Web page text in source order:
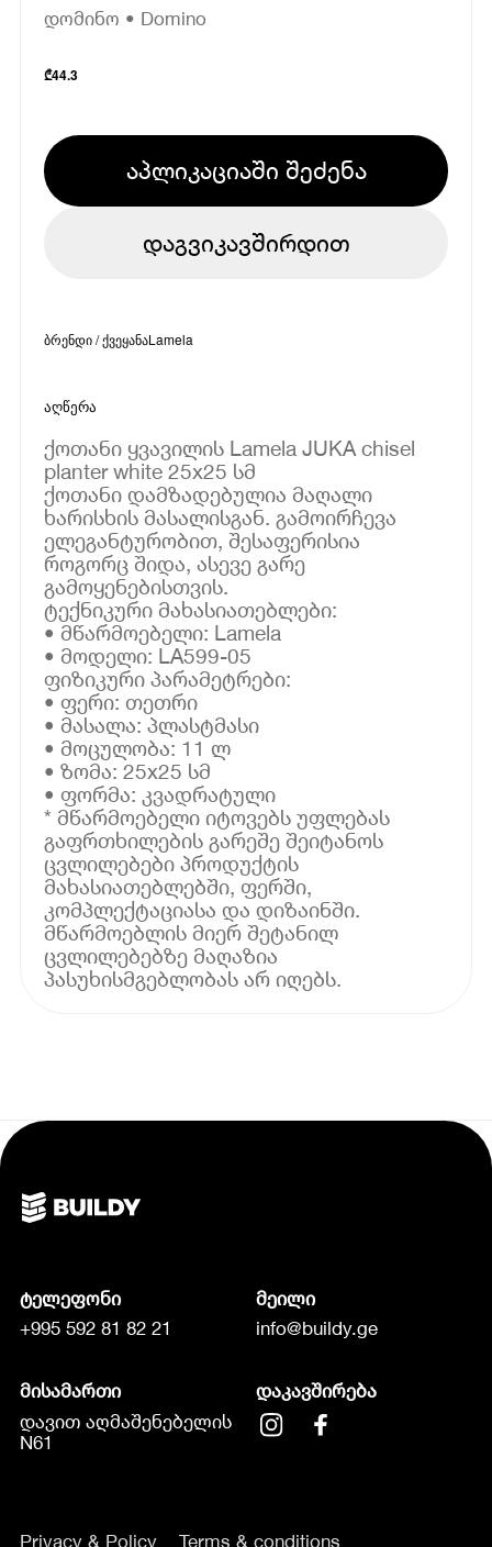
დომინო • Domino
₾44.3
აპლიკაციაში შეძენა
დაგვიკავშირდით
ბრენდი / ქვეყანაLamela
აღწერა
ქოთანი ყვავილის Lamela JUKA chisel
planter white 25x25 სმ
ქოთანი დამზადებულია მაღალი
ხარისხის მასალისგან. გამოირჩევა
ელეგანტურობით, შესაფერისია
როგორც შიდა, ასევე გარე
გამოყენებისთვის.
ტექნიკური მახასიათებლები:
• მწარმოებელი: Lamela
• მოდელი: LA599-05
ფიზიკური პარამეტრები:
• ფერი: თეთრი
• მასალა: პლასტმასი
• მოცულობა: 11 ლ
• ზომა: 25x25 სმ
• ფორმა: კვადრატული
* მწარმოებელი იტოვებს უფლებას
გაფრთხილების გარეშე შეიტანოს
ცვლილებები პროდუქტის
მახასიათებლებში, ფერში,
კომპლექტაციასა და დიზაინში.
მწარმოებლის მიერ შეტანილ
ცვლილებებზე მაღაზია
პასუხისმგებლობას არ იღებს.
ტელეფონი
+995 592 81 82 21
მეილი
info@buildy.ge
მისამართი
დავით აღმაშენებელის
N61
დაკავშირება
Privacy & Policy Terms & conditions